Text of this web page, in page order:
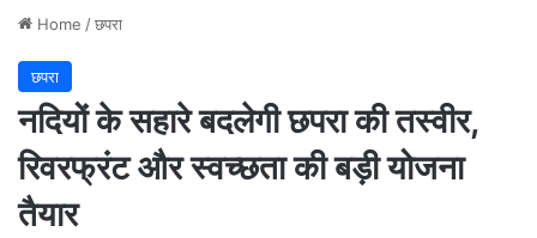
Home /छपरा
छपरा
नदियों के सहारे बदलेगी छपरा की तस्वीर,
रिवरफ्रंट और स्वच्छता की बड़ी योजना
तैयार